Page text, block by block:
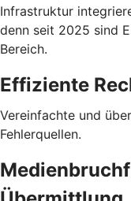
Infrastruktur
denn seit 2025 sind
Bereich.
Effiziente
Vereinfachte und
Fehlerquellen.